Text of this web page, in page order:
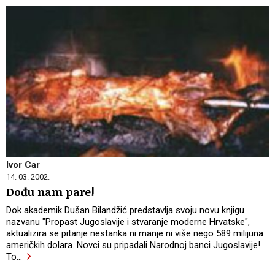
Ivor Car
14. 03. 2002.
Dođu nam pare!
Dok akademik Dušan Bilandžić predstavlja svoju novu knjigu
nazvanu "Propast Jugoslavije i stvaranje moderne Hrvatske",
aktualizira se pitanje nestanka ni manje ni više nego 589 milijuna
američkih dolara. Novci su pripadali Narodnoj banci Jugoslavije!
To…